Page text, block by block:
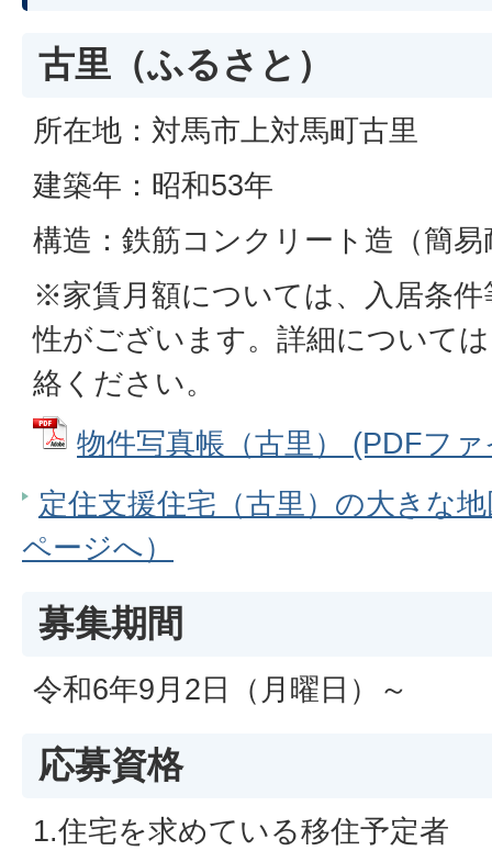
古里（ふるさと）
所在地：対馬市上対馬町古里
建築年：昭和53年
構造：鉄筋コンクリート造（簡
※家賃月額については、入居条
性がございます。詳細について
絡ください。
物件写真帳（古里） (PDFフ
定住支援住宅（古里）の大きな
ページへ）
募集期間
令和6年9月2日（月曜日）～
応募資格
1.住宅を求めている移住予定者